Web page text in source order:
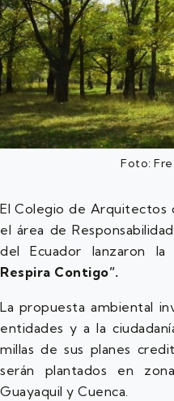
Foto:
El Colegio de Arquitectos
el área de
del Ecuador lanzaron la
Respira Contigo”.
La propuesta ambiental
entidades y a la
millas de sus planes
serán plantados en
Guayaquil y Cuenca.